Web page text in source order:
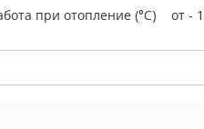
при отопление (°C)
от -